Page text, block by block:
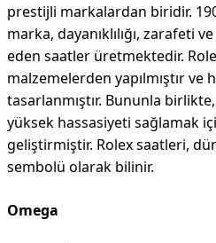
prestijli markalardan biridir.
marka, dayanıklılığı, zarafeti
eden saatler üretmektedir.
malzemelerden yapılmıştır
tasarlanmıştır. Bununla
yüksek hassasiyeti sağlamak
geliştirmiştir. Rolex saatleri,
sembolü olarak bilinir.
Omega